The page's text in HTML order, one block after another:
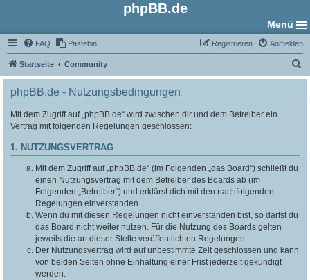
phpBB.de
Menü
FAQ Pastebin Anmelden
Registrieren
Startseite Community
u
phpBB.de - Nutzungsbedingungen
Mit dem Zugriff auf „phpBB.de“ wird zwischen dir und dem Betreiber ein
Vertrag mit folgenden Regelungen geschlossen:
1. NUTZUNGSVERTRAG
Mit dem Zugriff auf „phpBB.de“ (im Folgenden „das Board“) schließt du
einen Nutzungsvertrag mit dem Betreiber des Boards ab (im
Folgenden „Betreiber“) und erklärst dich mit den nachfolgenden
Regelungen einverstanden.
Wenn du mit diesen Regelungen nicht einverstanden bist, so darfst du
das Board nicht weiter nutzen. Für die Nutzung des Boards gelten
jeweils die an dieser Stelle veröffentlichten Regelungen.
Der Nutzungsvertrag wird auf unbestimmte Zeit geschlossen und kann
von beiden Seiten ohne Einhaltung einer Frist jederzeit gekündigt
werden.